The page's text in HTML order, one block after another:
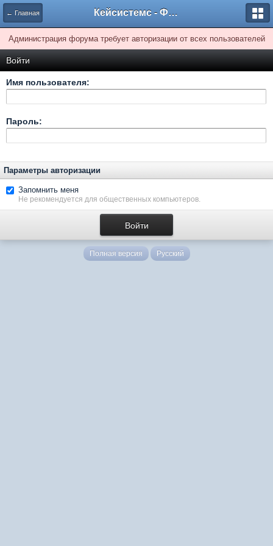
← Главная Кейсистемс - Форумы
Администрация форума требует авторизации от всех пользователей
Войти
Имя пользователя:
Пароль:
Параметры авторизации
Запомнить меня
Не рекомендуется для общественных компьютеров.
Полная версия Русский